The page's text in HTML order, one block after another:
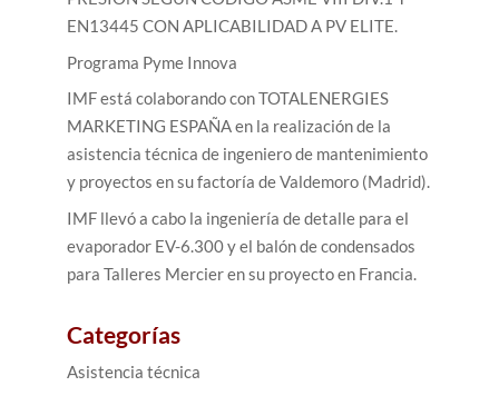
EN13445 CON APLICABILIDAD A PV ELITE.
Programa Pyme Innova
IMF está colaborando con TOTALENERGIES
MARKETING ESPAÑA en la realización de la
asistencia técnica de ingeniero de mantenimiento
y proyectos en su factoría de Valdemoro (Madrid).
IMF llevó a cabo la ingeniería de detalle para el
evaporador EV-6.300 y el balón de condensados
para Talleres Mercier en su proyecto en Francia.
Categorías
Asistencia técnica